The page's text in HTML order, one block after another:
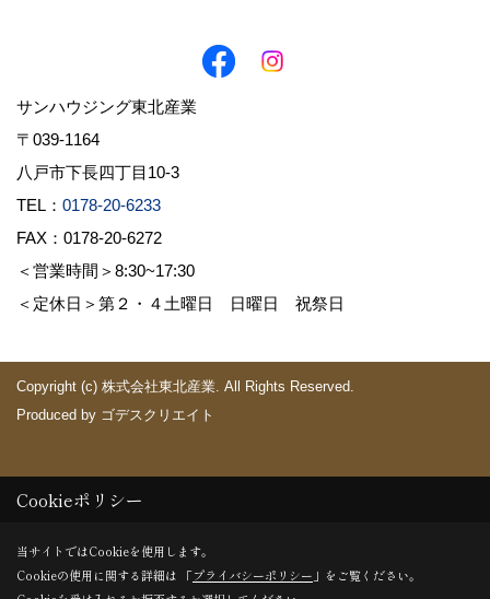
サンハウジング東北産業
〒039-1164
八戸市下長四丁目10-3
TEL： 0178-20-6233
FAX：0178-20-6272
＜営業時間＞8:30~17:30
＜定休日＞第２・４土曜日 日曜日 祝祭日
Copyright (c) 株式会社東北産業. All Rights Reserved.
Produced by ゴデスクリエイト
Cookieポリシー
当サイトではCookieを使用します。
Cookieの使用に関する詳細は 「プライバシーポリシー 」をご覧ください。
×